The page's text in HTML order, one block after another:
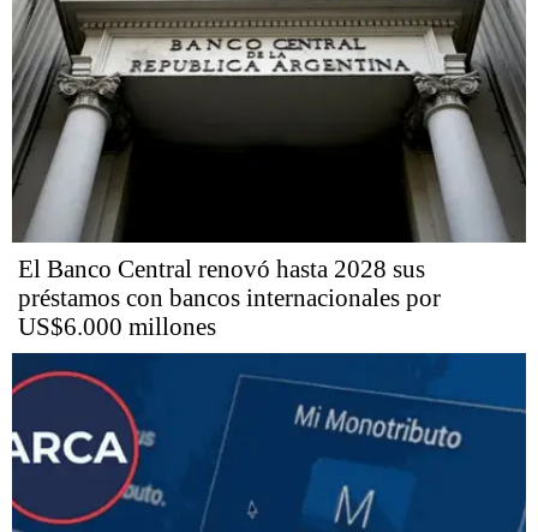
El Banco Central renovó hasta 2028 sus
préstamos con bancos internacionales por
US$6.000 millones